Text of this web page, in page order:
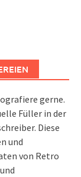
gerne.
Füller in der
Diese
und
von Retro